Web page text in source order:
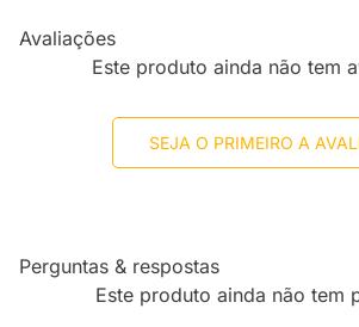
Avaliações
Este produto ainda não tem
SEJA O PRIMEIRO A
Perguntas & respostas
Este produto ainda não tem